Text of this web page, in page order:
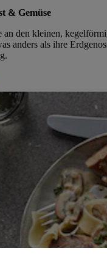
& Gemüse
an den kleinen,
anders als ihre